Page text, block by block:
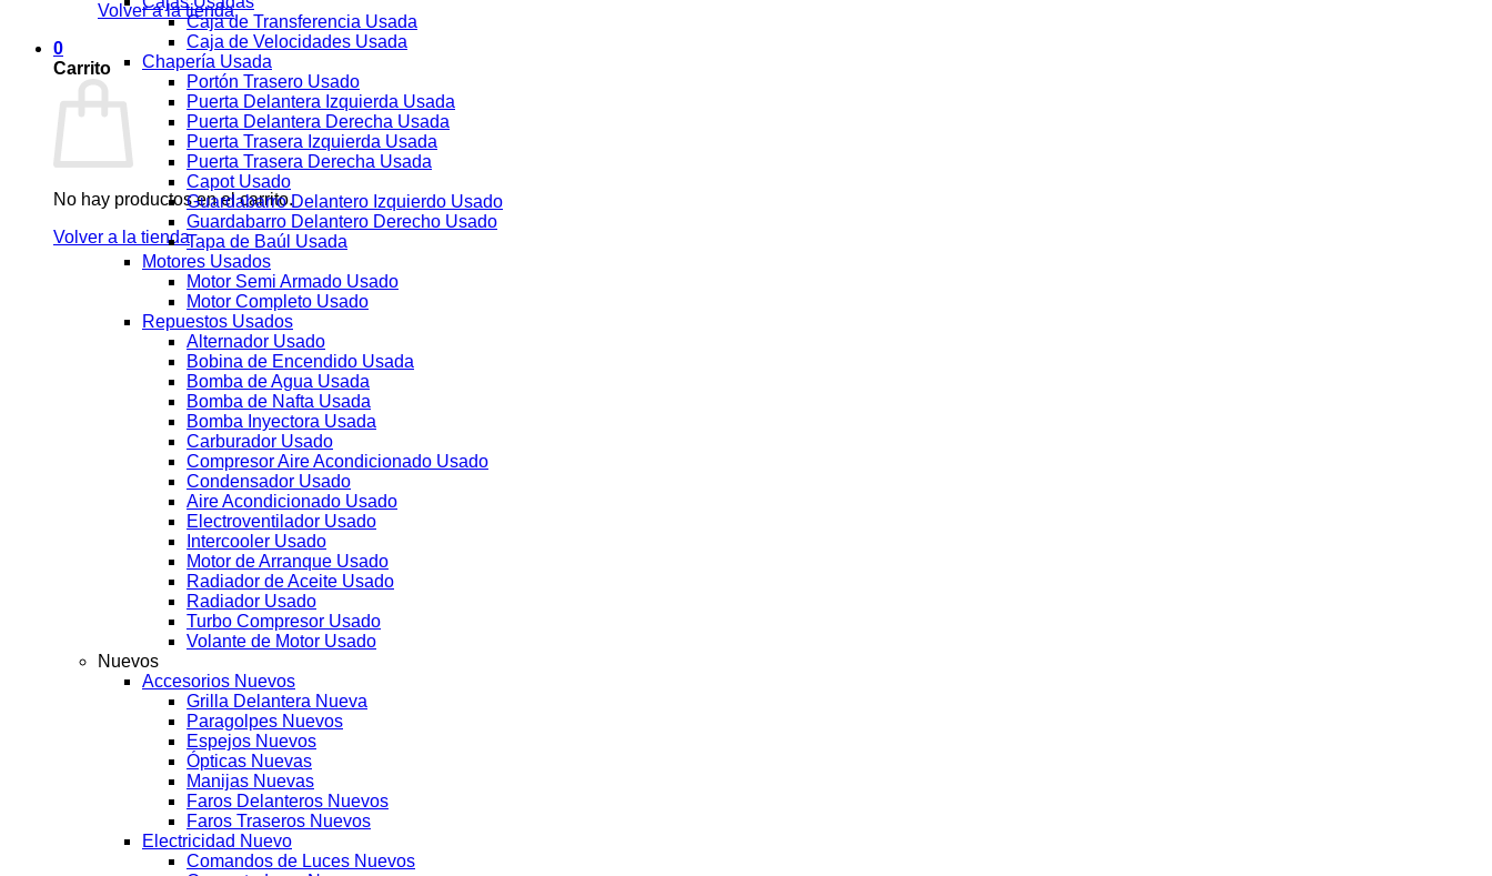
Volver a la tienda
0
Carrito
No hay productos en el carrito.
Volver a la tienda
Caja de Transferencia Usada
Caja de Velocidades Usada
Chapería Usada
Portón Trasero Usado
Puerta Delantera Izquierda Usada
Puerta Delantera Derecha Usada
Puerta Trasera Izquierda Usada
Puerta Trasera Derecha Usada
Capot Usado
Guardabarro Delantero Izquierdo Usado
Guardabarro Delantero Derecho Usado
Tapa de Baúl Usada
Motores Usados
Motor Semi Armado Usado
Motor Completo Usado
Repuestos Usados
Alternador Usado
Bobina de Encendido Usada
Bomba de Agua Usada
Bomba de Nafta Usada
Bomba Inyectora Usada
Carburador Usado
Compresor Aire Acondicionado Usado
Condensador Usado
Aire Acondicionado Usado
Electroventilador Usado
Intercooler Usado
Motor de Arranque Usado
Radiador de Aceite Usado
Radiador Usado
Turbo Compresor Usado
Volante de Motor Usado
Nuevos
Accesorios Nuevos
Grilla Delantera Nueva
Paragolpes Nuevos
Espejos Nuevos
Ópticas Nuevas
Manijas Nuevas
Faros Delanteros Nuevos
Faros Traseros Nuevos
Electricidad Nuevo
Comandos de Luces Nuevos